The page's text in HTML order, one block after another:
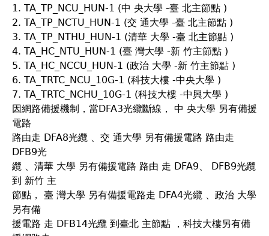
1. TA_TP_NCU_HUN-1 (中 央大學 -臺 北主節點 )
2. TA_TP_NCTU_HUN-1 (交 通大學 -臺 北主節點 )
3. TA_TP_NTHU_HUN-1 (清華 大學 -臺 北主節點 )
4. TA_HC_NTU_HUN-1 (臺 灣大學 -新 竹主節點 )
5. TA_HC_NCCU_HUN-1 (政治 大學 -新 竹主節點 )
6. TA_TRTC_NCU_10G-1 (科技大樓 -中央大學 )
7. TA_TRTC_NCHU_10G-1 (科技大樓 -中興大學 )
因網路備援機制，當DFA3光纜斷線， 中 央大學 另有備援
電路
路由走 DFA8光纜 、交 通大學 另有備援電路 路由走
DFB9光
纜 、清華 大學 另有備援電路 路由 走 DFA9、 DFB9光纜
到 新竹 主
節點， 臺 灣大學 另有備援電路走 DFA4光纜 、政治 大學
另有備
援電路 走 DFB14光纜 到臺北 主節點 ，科技大樓另有備